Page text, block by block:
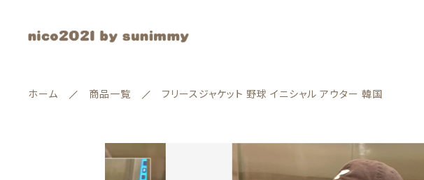
ホーム 商品一覧 フリースジャケット 野球 イニシャル アウター 韓国
カートに商品を追加しました
フリースジャケット 野球 イニ
セール商品